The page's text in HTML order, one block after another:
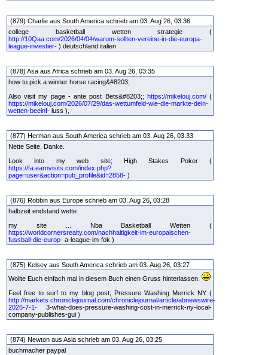
(879) Charlie aus South America schrieb am 03. Aug 26, 03:36
college basketball wetten strategie (
http://10Qaa.com/2026/04/04/warum-sollten-vereine-in-die-europa-
league-investier- ) deutschland italien
(878) Asa aus Africa schrieb am 03. Aug 26, 03:35
how to pick a winner horse racing&#8203;
Also visit my page - ante post Bets&#8203;; https://mikelouj.com/(
https://mikelouj.com/2026/07/29/das-wettumfeld-wie-die-markte-dein-
wetten-beeinf- luss ),
(877) Herman aus South America schrieb am 03. Aug 26, 03:33
Nette Seite. Danke.
Look into my web site; High Stakes Poker (
https://fa.earnvisits.com/index.php?
page=user&action=pub_profile&id=2858- )
(876) Robbin aus Europe schrieb am 03. Aug 26, 03:28
halbzeit endstand wette
my site ... Nba Basketball Wetten (
https://worldcornersrealty.com/nachhaltigkeit-im-europaischen-
fussball-die-europ- a-league-im-fok )
(875) Kelsey aus South America schrieb am 03. Aug 26, 03:27
Wollte Euch einfach mal in diesem Buch einen Gruss hinterlassen.
Feel free to surf to my blog post; Pressure Washing Merrick NY (
http://markets.chroniclejournal.com/chroniclejournal/article/abnewswire-
2026-7-1- 3-what-does-pressure-washing-cost-in-merrick-ny-local-
company-publishes-gui )
(874) Newton aus Asia schrieb am 03. Aug 26, 03:25
buchmacher paypal